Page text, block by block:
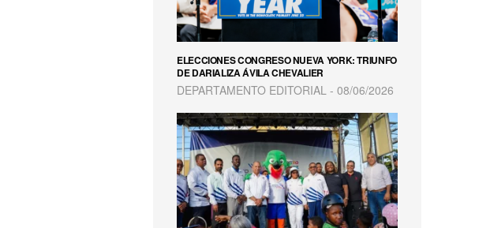
ELECCIONES CONGRESO NUEVA YORK: TRIUNFO
DE DARIALIZA ÁVILA CHEVALIER
DEPARTAMENTO EDITORIAL 08/06/2026